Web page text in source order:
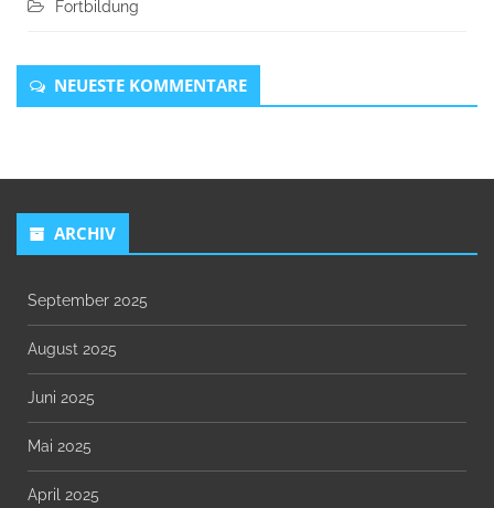
Fortbildung
NEUESTE KOMMENTARE
ARCHIV
September 2025
August 2025
Juni 2025
Mai 2025
April 2025